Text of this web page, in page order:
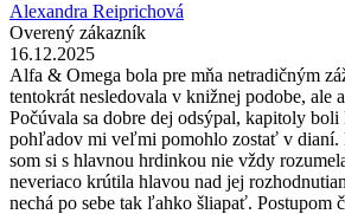
Alexandra Reiprichová
Overený zákazník
16.12.2025
Alfa & Omega bola pre mňa netradičným
tentokrát nesledovala v knižnej podobe, ale
Počúvala sa dobre dej odsýpal, kapitoly boli
pohľadov mi veľmi pomohlo zostať v dianí.
som si s hlavnou hrdinkou nie vždy
neveriaco krútila hlavou nad jej
nechá po sebe tak ľahko šliapať. Postupom